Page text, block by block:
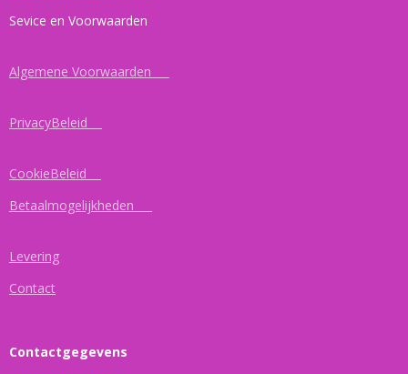
Sevice en Voorwaarden
Algemene Voorwaarden
PrivacyBeleid
CookieBeleid
Betaalmogelijkheden
Levering
Contact
Contactgegevens